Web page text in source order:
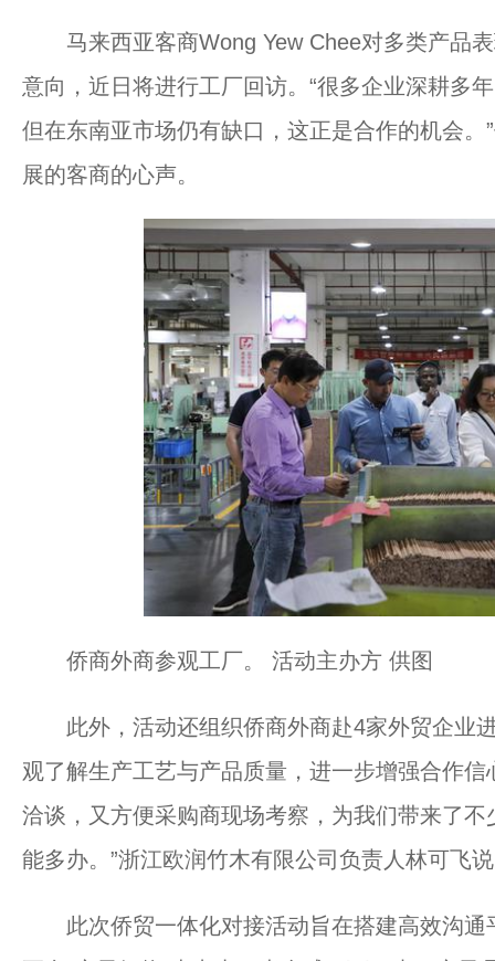
马来西亚客商Wong Yew Chee对多类产品表
意向，近日将进行工厂回访。“很多企业深耕多
但在东南亚市场仍有缺口，这正是合作的机会
展的客商的心声。
侨商外商参观工厂。 活动主办方 供图
此外，活动还组织侨商外商赴4家外贸企业
观了解生产工艺与产品质量，进一步增强合作
洽谈，又方便采购商现场考察，为我们带来了
能多办。”浙江欧润竹木有限公司负责人林可飞
此次侨贸一体化对接活动旨在搭建高效沟通